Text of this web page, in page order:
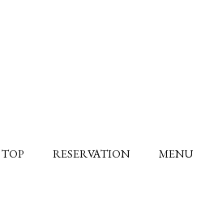
TOP RESERVATION MENU